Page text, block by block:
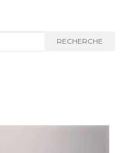
RECHERCHE